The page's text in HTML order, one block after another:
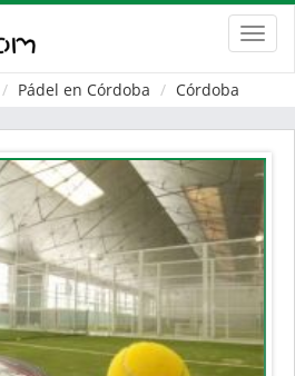
Pádel en Córdoba Córdoba